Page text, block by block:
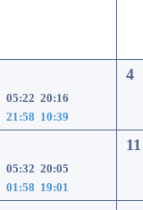
05:22 20:16
21:58 10:39
4
05:32 20:05
01:58 19:01
11